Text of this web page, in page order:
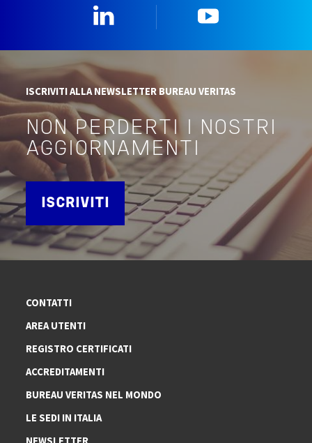
ISCRIVITI ALLA NEWSLETTER BUREAU VERITAS
NON PERDERTI I NOSTRI
AGGIORNAMENTI
ISCRIVITI
CONTATTI
AREA UTENTI
REGISTRO CERTIFICATI
ACCREDITAMENTI
BUREAU VERITAS NEL MONDO
LE SEDI IN ITALIA